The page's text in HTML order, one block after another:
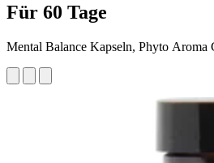
Für 60 Tage
Mental Balance Kapseln, Phyto Aroma